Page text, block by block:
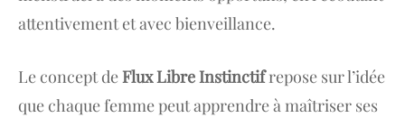
attentivement et avec bienveillance.
Le concept deFlux Libre Instinctifrepose sur l’idée
que chaque femme peut apprendre à maîtriser ses